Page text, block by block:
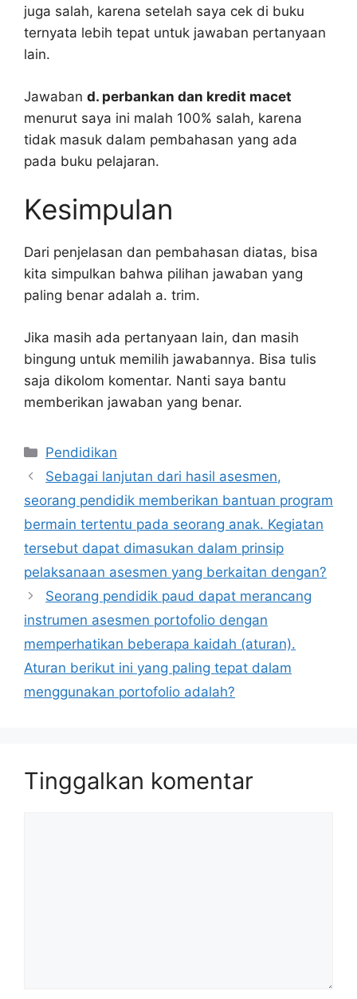
juga salah, karena setelah saya cek di buku
ternyata lebih tepat untuk jawaban pertanyaan
lain.
Jawaban d. perbankan dan kredit macet
menurut saya ini malah 100% salah, karena
tidak masuk dalam pembahasan yang ada
pada buku pelajaran.
Kesimpulan
Dari penjelasan dan pembahasan diatas, bisa
kita simpulkan bahwa pilihan jawaban yang
paling benar adalah a. trim.
Jika masih ada pertanyaan lain, dan masih
bingung untuk memilih jawabannya. Bisa tulis
saja dikolom komentar. Nanti saya bantu
memberikan jawaban yang benar.
Kategori
Pendidikan
Sebagai lanjutan dari hasil asesmen,
seorang pendidik memberikan bantuan program
bermain tertentu pada seorang anak. Kegiatan
tersebut dapat dimasukan dalam prinsip
pelaksanaan asesmen yang berkaitan dengan?
Seorang pendidik paud dapat merancang
instrumen asesmen portofolio dengan
memperhatikan beberapa kaidah (aturan).
Aturan berikut ini yang paling tepat dalam
menggunakan portofolio adalah?
Tinggalkan komentar